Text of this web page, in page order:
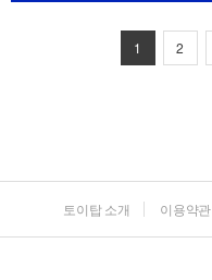
1 2
토이탑 소개 이용약관